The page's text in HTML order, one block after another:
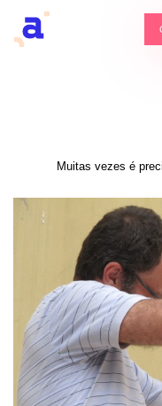
Muitas vezes é